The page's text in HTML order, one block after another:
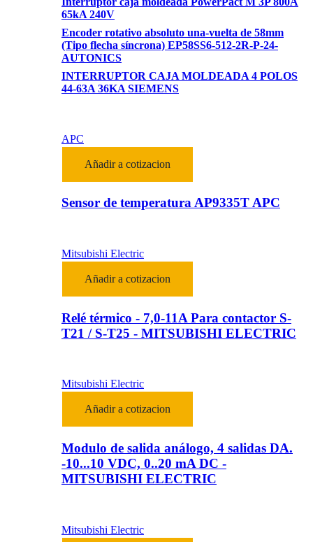
65kA 240V
Encoder rotativo absoluto una-vuelta de 58mm
(Tipo flecha síncrona) EP58SS6-512-2R-P-24-
AUTONICS
INTERRUPTOR CAJA MOLDEADA 4 POLOS
44-63A 36KA SIEMENS
APC
Añadir a cotizacion
Sensor de temperatura AP9335T APC
Mitsubishi Electric
Añadir a cotizacion
Relé térmico - 7,0-11A Para contactor S-
T21 / S-T25 - MITSUBISHI ELECTRIC
Mitsubishi Electric
Añadir a cotizacion
Modulo de salida análogo, 4 salidas DA.
-10...10 VDC, 0..20 mA DC -
MITSUBISHI ELECTRIC
Mitsubishi Electric